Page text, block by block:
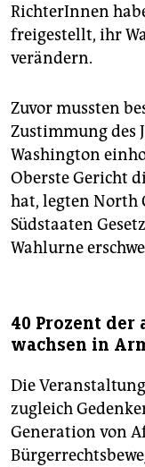
RichterInnen
freigestellt, ihr
verändern.
Zuvor mussten
Zustimmung des
Washington
Oberste Gericht
hat, legten North
Südstaaten
Wahlurne
40 Prozent
wachsen in
Die
zugleich
Generation von